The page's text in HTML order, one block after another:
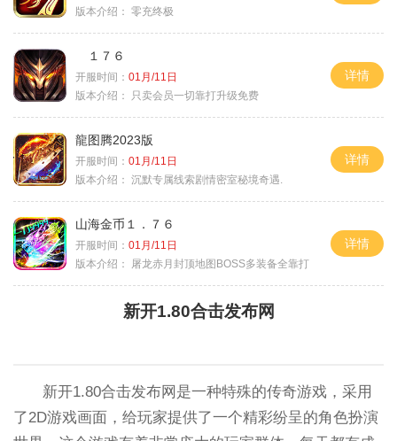
版本介绍： 零充终极
１７６
开服时间： 01月/11日
版本介绍：
只卖会员一切靠打升级免费
详情
龍图腾2023版
开服时间： 01月/11日
版本介绍： 沉默专属线索剧情密室秘境奇遇.
详情
山海金币１．７６
开服时间： 01月/11日
版本介绍：
屠龙赤月封顶地图BOSS多装备全靠打
详情
新开1.80合击发布网
新开1.80合击发布网是一种特殊的传奇游戏，采用
了2D游戏画面，给玩家提供了一个精彩纷呈的角色扮演